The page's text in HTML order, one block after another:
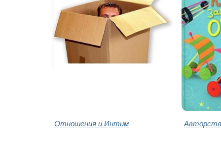
Отношения и Интим